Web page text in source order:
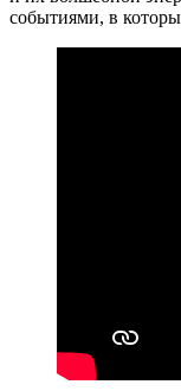
событиями, в